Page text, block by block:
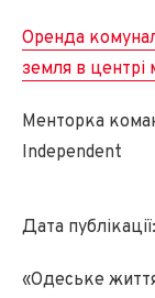
Оренда
земля в центрі
Менторка
Independent
Дата
«Одеське